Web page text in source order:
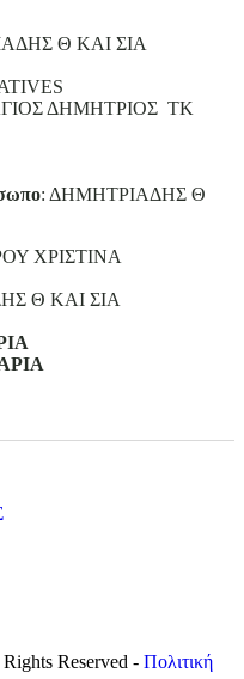
Θ ΚΑΙ ΣΙΑ
ΔΗΜΗΤΡΙΟΣ ΤΚ
: ΔΗΜΗΤΡΙΑΔΗΣ Θ
ΧΡΙΣΤΙΝΑ
Θ ΚΑΙ ΣΙΑ
Reserved - Πολιτική